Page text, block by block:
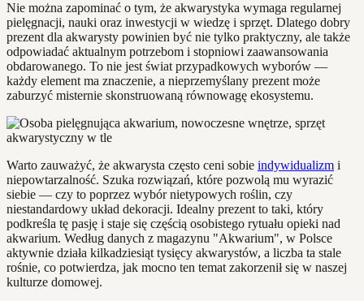
Nie można zapominać o tym, że akwarystyka wymaga regularnej
pielęgnacji, nauki oraz inwestycji w wiedzę i sprzęt. Dlatego dobry
prezent dla akwarysty powinien być nie tylko praktyczny, ale także
odpowiadać aktualnym potrzebom i stopniowi zaawansowania
obdarowanego. To nie jest świat przypadkowych wyborów —
każdy element ma znaczenie, a nieprzemyślany prezent może
zaburzyć misternie skonstruowaną równowagę ekosystemu.
Warto zauważyć, że akwarysta często ceni sobie indywidualizm i
niepowtarzalność. Szuka rozwiązań, które pozwolą mu wyrazić
siebie — czy to poprzez wybór nietypowych roślin, czy
niestandardowy układ dekoracji. Idealny prezent to taki, który
podkreśla tę pasję i staje się częścią osobistego rytuału opieki nad
akwarium. Według danych z magazynu "Akwarium", w Polsce
aktywnie działa kilkadziesiąt tysięcy akwarystów, a liczba ta stale
rośnie, co potwierdza, jak mocno ten temat zakorzenił się w naszej
kulturze domowej.